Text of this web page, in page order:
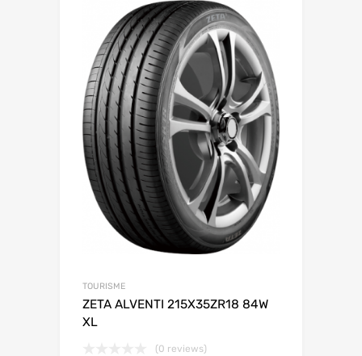
TOURISME
ZETA ALVENTI 215X35ZR18 84W
XL
(0 reviews)